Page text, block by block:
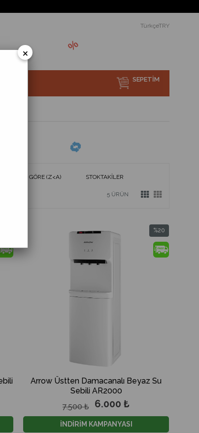
TürkçeTRY
SEPETIM
ADINA GÖRE (Z<A) STOKTAKILER
5 ÜRÜN
Arrow Üstten Damacanalı Beyaz Su
Sebili AR2000
6.000 ₺
7.500 ₺
%20
İndirim
%20İndirim
İNDİRİM KAMPANYASI
×